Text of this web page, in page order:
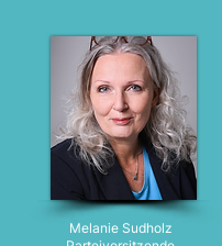
Melanie Sudholz